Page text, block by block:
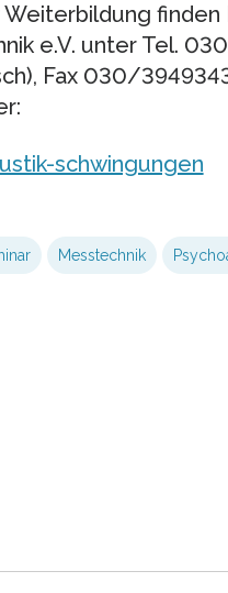
e.V. unter Tel.
Fax 030/
schwingungen
Messtechnik